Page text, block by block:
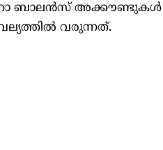
ബാലൻസ് അക്കൗണ്ടുകൾ
വരുന്നത്.